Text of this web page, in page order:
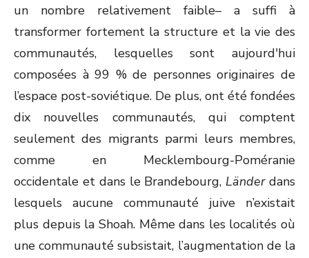
un nombre relativement faible– a suffi à
transformer fortement la structure et la vie des
communautés, lesquelles sont aujourd'hui
composées à 99 % de personnes originaires de
l’espace post-soviétique. De plus, ont été fondées
dix nouvelles communautés, qui comptent
seulement des migrants parmi leurs membres,
comme en Mecklembourg-Poméranie
occidentale et dans le Brandebourg, Länderdans
lesquels aucune communauté juive n’existait
plus depuis la Shoah. Même dans les localités où
une communauté subsistait, l’augmentation de la